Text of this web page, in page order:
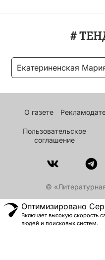
#
Екатериненская
О газете
Пользовательское
соглашение
©
Оптимизировано
Включает высокую скорость
людей и поисковых систем.